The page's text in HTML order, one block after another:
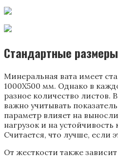
Стандартные размеры
Минеральная вата имеет
1000Х500 мм. Однако в
разное количество листов.
важно учитывать
параметр влияет на
нагрузок и на
Считается, что лучше, если
От жесткости также